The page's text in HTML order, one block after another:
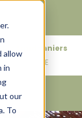
allow
in
our
To
des Amidonniers
TOULOUSE